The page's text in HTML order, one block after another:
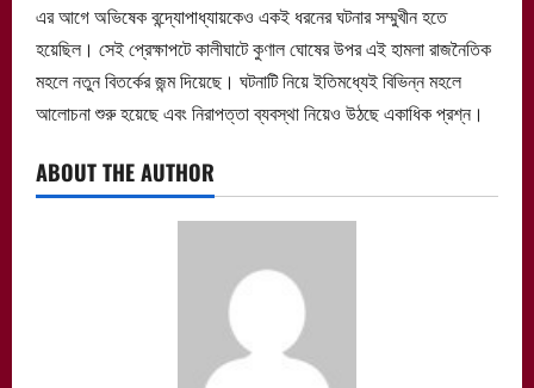
এর আগে অভিষেক বন্দ্যোপাধ্যায়কেও একই ধরনের ঘটনার সম্মুখীন হতে
হয়েছিল। সেই প্রেক্ষাপটে কালীঘাটে কুণাল ঘোষের উপর এই হামলা রাজনৈতিক
মহলে নতুন বিতর্কের জন্ম দিয়েছে। ঘটনাটি নিয়ে ইতিমধ্যেই বিভিন্ন মহলে
আলোচনা শুরু হয়েছে এবং নিরাপত্তা ব্যবস্থা নিয়েও উঠছে একাধিক প্রশ্ন।
ABOUT THE AUTHOR